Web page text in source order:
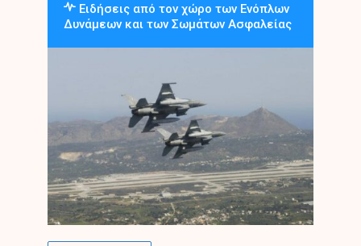
Ειδήσεις από τον χώρο των Ενόπλων
Δυνάμεων και των Σωμάτων Ασφαλείας